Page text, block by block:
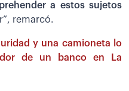
a estos sujetos
remarcó.
y una camioneta lo
de un banco en La